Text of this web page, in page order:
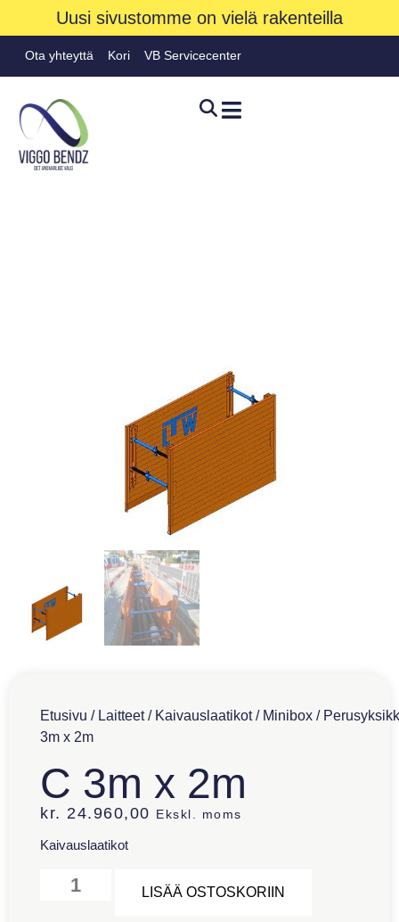
Uusi sivustomme on vielä rakenteilla
Ota yhteyttä Kori VB Servicecenter
Etusivu / Laitteet/ Kaivauslaatikot/ Minibox /
3m x 2m
C 3m x 2m
kr. 24.960,00 Ekskl. moms
Kaivauslaatikot
LISÄÄ OSTOSKORIIN